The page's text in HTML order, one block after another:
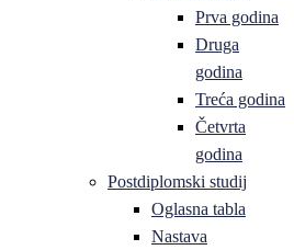
Prva godina
Druga
godina
Treća godina
Četvrta
godina
Postdiplomski studij
Oglasna tabla
Nastava